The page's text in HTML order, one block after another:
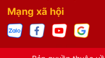
Mạng xã hội